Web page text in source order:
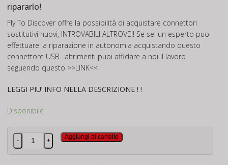
ripararlo!
Fly To Discover offre la possibilità di acquistare connettori
sostitutivi nuovi, INTROVABILI ALTROVE!! Se sei un esperto puoi
effettuare la riparazione in autonomia acquistando questo
connettore USB…altrimenti puoi affidare a noi il lavoro
seguendo questo >>LINK<<
LEGGI PIU’ INFO NELLA DESCRIZIONE ! !
Disponibile
Connettore
Micro-
- +
Aggiungi al carrello